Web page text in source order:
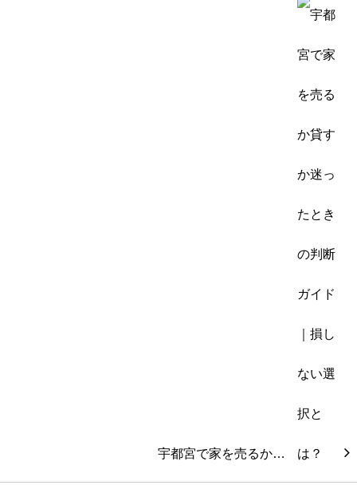
宇都宮で家を売るか…